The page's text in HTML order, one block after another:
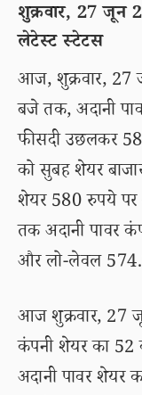
शुक्रवार, 27 जून
लेटेस्ट स्टेटस
आज, शुक्रवार, 27
बजे तक, अदानी
फीसदी उछलकर
को सुबह शेयर
शेयर 580 रुपये
तक अदानी पावर
और लो-लेवल
आज शुक्रवार, 27
कंपनी शेयर का 52
अदानी पावर